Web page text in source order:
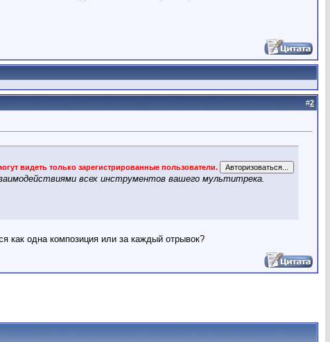
#2
видеть только зарегистрированные пользователи.
всех инструментов вашего мультитрека.
как одна композиция или за каждый отрывок?